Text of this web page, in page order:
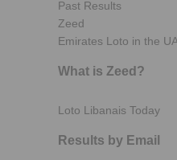
Past Results
Zeed
Emirates Loto in the
What is Zeed?
Loto Libanais Today
Results by Email